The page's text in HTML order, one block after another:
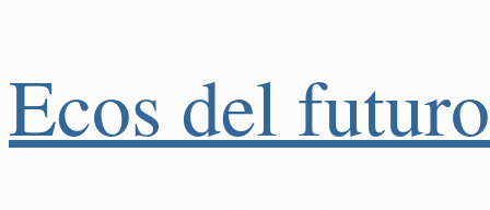
Ecos del futuro